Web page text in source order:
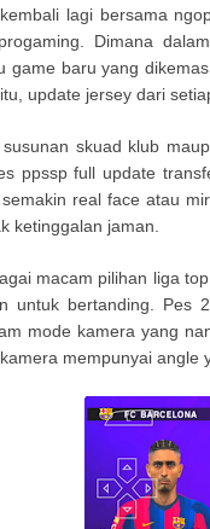
lagi bersama
Dimana
game baru yang
update jersey dari
skuad klub
ppssp full update
real face atau
ketinggalan jaman.
macam pilihan liga
untuk bertanding. Pes
mode kamera yang
mempunyai angle